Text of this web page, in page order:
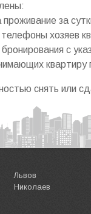
за
хозяев
с
квартиру
снять или
Львов
Николаев